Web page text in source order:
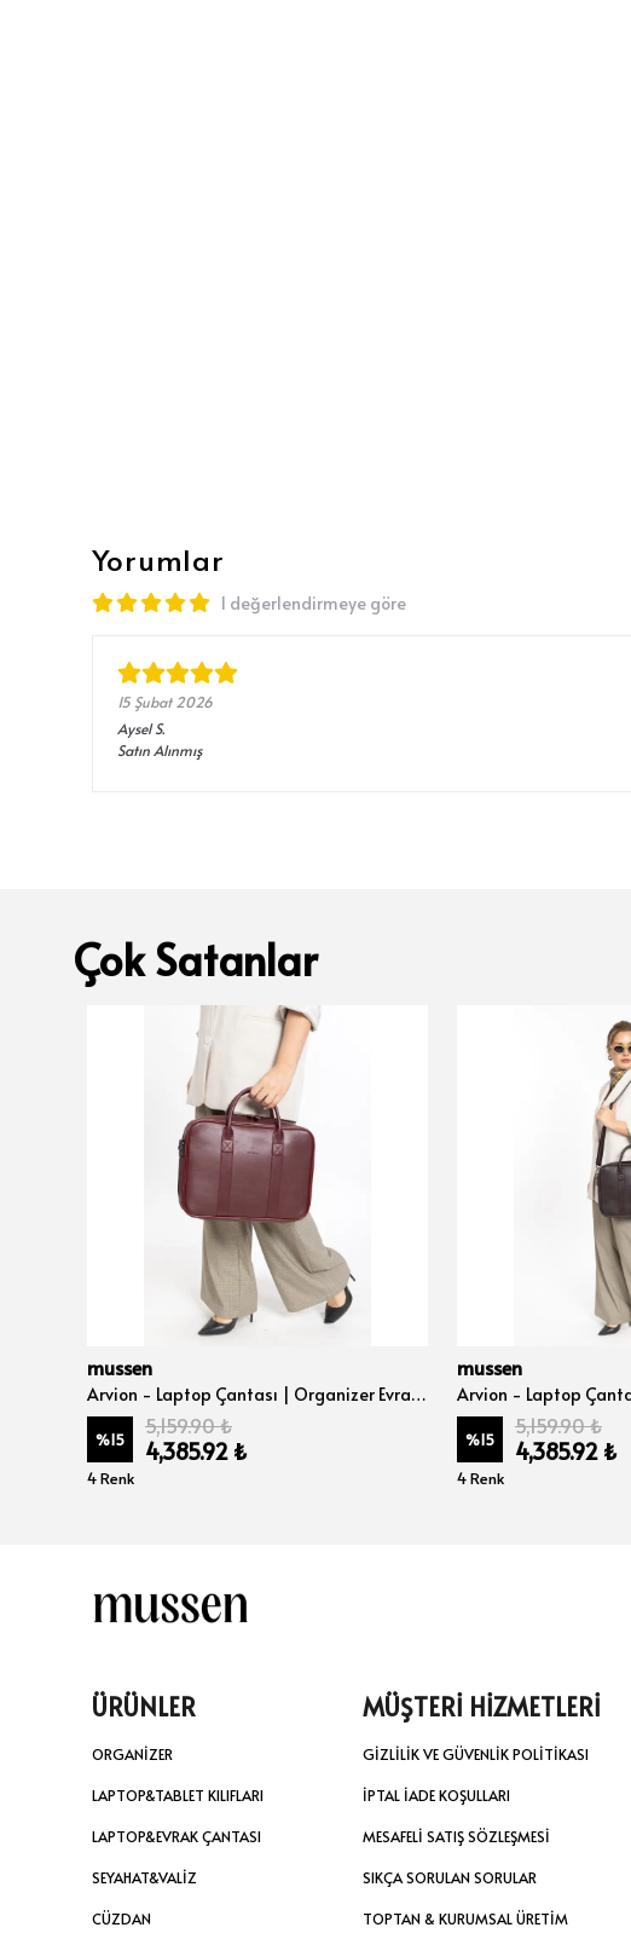
Yorumlar
1 değerlendirmeye göre
15 Şubat 2026
Aysel S.
Satın Alınmış
Çok Satanlar
mussen
Arvion - Laptop Çantası | Organizer Evrak ve Bilgisayar Çantası 15", 15.6" ve 16" inç - Bordo Nova
%15
5,159.90 ₺
4,385.92 ₺
4 Renk
mussen
%15
5,159.90 ₺
4,385.92 ₺
4 Renk
ÜRÜNLER
ORGANİZER
LAPTOP&TABLET KILIFLARI
LAPTOP&EVRAK ÇANTASI
SEYAHAT&VALİZ
CÜZDAN
MÜŞTERİ HİZMETLERİ
GİZLİLİK VE GÜVENLİK POLİTİKASI
İPTAL İADE KOŞULLARI
MESAFELİ SATIŞ SÖZLEŞMESİ
SIKÇA SORULAN SORULAR
TOPTAN & KURUMSAL ÜRETİM